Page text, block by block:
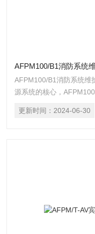
AFPM100/B1消防系统
AFPM100/B1消防系统维
源系统的核心，
的工作状态。
更新时间：2024-06-30